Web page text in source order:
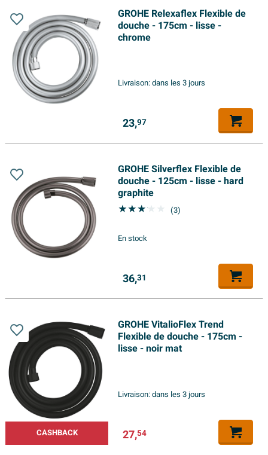
GROHE Relexaflex Flexible de
douche - 175cm - lisse -
chrome
Livraison:dans les 3 jours
23,97
GROHE Silverflex Flexible de
douche - 125cm - lisse - hard
graphite
(3)
En stock
36,31
CASHBACK
GROHE VitalioFlex Trend
Flexible de douche - 175cm -
lisse - noir mat
Livraison:dans les 3 jours
27,54